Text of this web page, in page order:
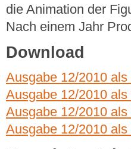
die Animation der
Nach einem Jahr
Download
Ausgabe 12/2010
Ausgabe 12/2010
Ausgabe 12/2010
Ausgabe 12/2010